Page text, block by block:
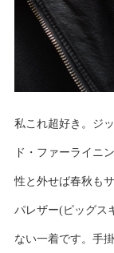
私これ超好き。ジ
ド・ファーライニ
性と外せば春秋も
パレザー(ピッグス
ない一着です。手